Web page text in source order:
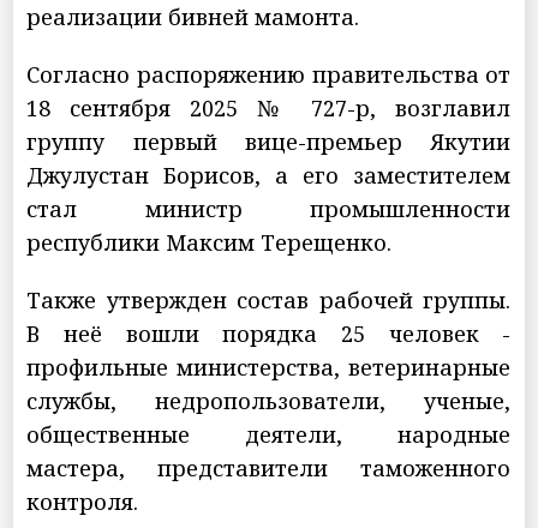
реализации бивней мамонта.
Согласно распоряжению правительства от
18 сентября 2025 № 727-р, возглавил
группу первый вице-премьер Якутии
Джулустан Борисов, а его заместителем
стал министр промышленности
республики Максим Терещенко.
Также утвержден состав рабочей группы.
В неё вошли порядка 25 человек -
профильные министерства, ветеринарные
службы, недропользователи, ученые,
общественные деятели, народные
мастера, представители таможенного
контроля.